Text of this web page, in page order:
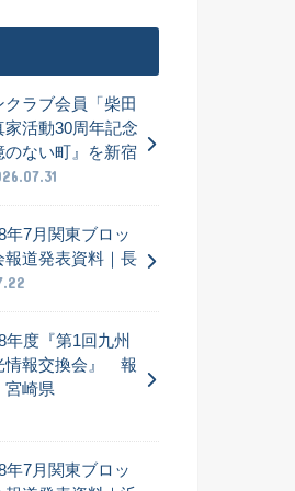
クラブ会員「柴田
活動30周年記念
のない町』を新宿
年7月関東ブロッ
報道発表資料｜長
年度『第1回九州
情報交換会』 報
宮崎県
年7月関東ブロッ